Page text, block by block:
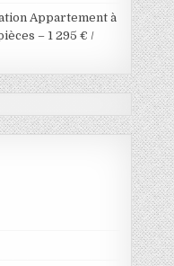
Appartement à
– 1 295 € /